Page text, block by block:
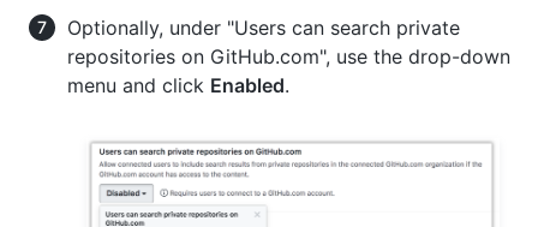
Optionally, under "Users can search private
repositories on GitHub.com", use the drop-down
menu and click Enabled.